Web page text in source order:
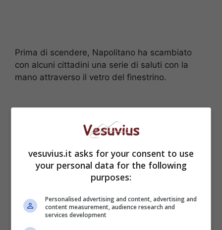
Prima di scendere, Napolitano ha scambiato
con alcuni cittadini una serie di saluti con la
mano attraverso il vetro del finestrino.
vesuvius.it asks for your consent to use
your personal data for the following
purposes:
Personalised advertising and content, advertising and
content measurement, audience research and
services development